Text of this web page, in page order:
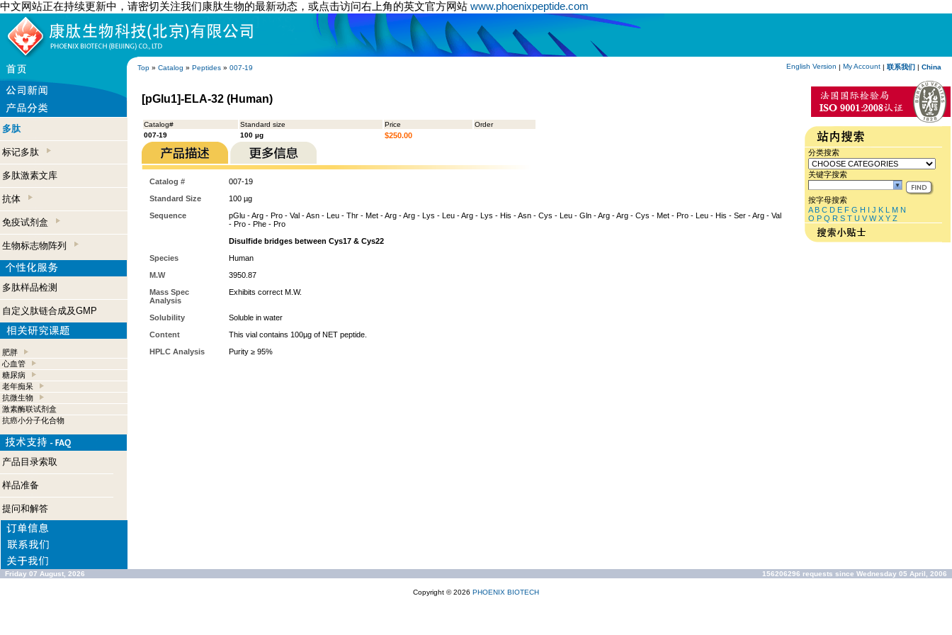
中文网站正在持续更新中，请密切关注我们康肽生物的最新动态，或点击访问右上角的英文官方网站 www.phoenixpeptide.com
Top » Catalog » Peptides » 007-19 English Version | My Account | 联系我们 | China
多肽
标记多肽
多肽激素文库
抗体
免疫试剂盒
生物标志物阵列
多肽样品检测
自定义肽链合成及GMP
肥胖
心血管
糖尿病
老年痴呆
抗微生物
激素酶联试剂盒
抗癌小分子化合物
产品目录索取
样品准备
提问和解答
[pGlu1]-ELA-32 (Human)
Catalog# Standard size Price
Order
007-19
100 µg $250.00
Catalog #
007-19
Standard Size
100 µg
Sequence
pGlu - Arg - Pro - Val - Asn - Leu - Thr - Met - Arg - Arg - Lys - Leu - Arg - Lys - His - Asn - Cys - Leu - Gln - Arg - Arg - Cys - Met - Pro - Leu - His - Ser - Arg - Val
- Pro - Phe - Pro
Disulfide bridges between Cys17 & Cys22
Species
Human
M.W
3950.87
Mass Spec
Analysis
Exhibits correct M.W.
Solubility
Soluble in water
Content
This vial contains 100µg of NET peptide.
HPLC Analysis
Purity ≥ 95%
分类搜索
关键字搜索
按字母搜索
A B C D E F G H I J K L M N
O P Q R S T U V W X Y Z
Friday 07 August, 2026 156206296 requests since Wednesday 05 April, 2006
Copyright © 2026 PHOENIX BIOTECH